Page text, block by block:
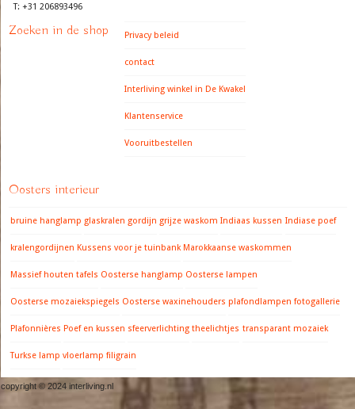
T: +31 206893496
Zoeken in de shop Privacy beleid
contact
Interliving winkel in De Kwakel
Klantenservice
Vooruitbestellen
Oosters interieur
bruine hanglamp glaskralen gordijn grijze waskom Indiaas kussen Indiase poef
kralengordijnen Kussens voor je tuinbank Marokkaanse waskommen
Massief houten tafels Oosterse hanglamp Oosterse lampen
Oosterse mozaiekspiegels Oosterse waxinehouders plafondlampen fotogallerie
Plafonnières Poef en kussen sfeerverlichting theelichtjes transparant mozaiek
Turkse lamp vloerlamp filigrain
copyright © 2024 interliving.nl